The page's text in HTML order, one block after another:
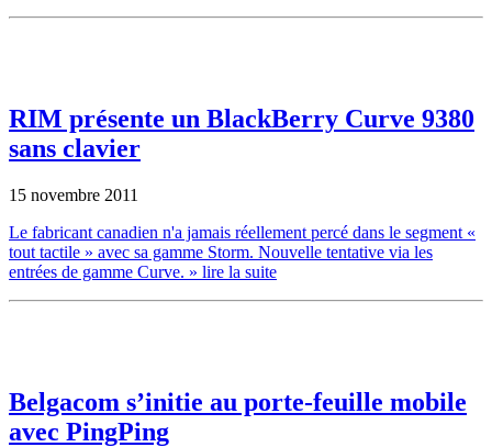
RIM présente un BlackBerry Curve 9380
sans clavier
15 novembre 2011
Le fabricant canadien n'a jamais réellement percé dans le segment «
tout tactile » avec sa gamme Storm. Nouvelle tentative via les
entrées de gamme Curve. » lire la suite
Belgacom s’initie au porte-feuille mobile
avec PingPing